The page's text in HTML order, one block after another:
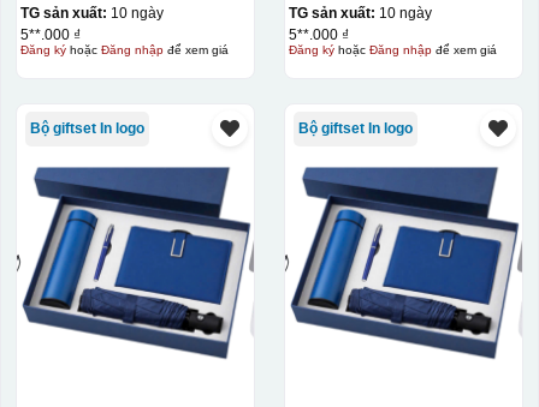
TG sản xuất: 10 ngày
5**.000 ₫
Đăng kýhoặc Đăng nhậpđể xem giá
TG sản xuất: 10 ngày
5**.000 ₫
Đăng kýhoặc Đăng nhậpđể xem giá
Bộ giftset In logo Bộ giftset In logo